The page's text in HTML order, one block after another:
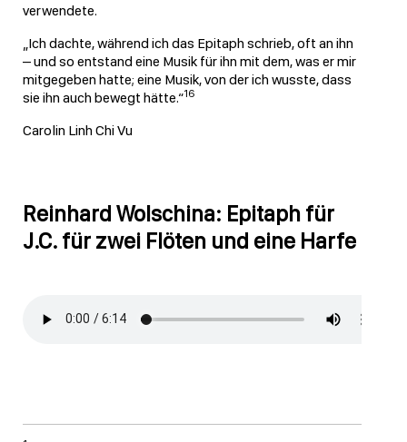
verwendete.
„Ich dachte, während ich das Epitaph schrieb, oft an ihn
– und so entstand eine Musik für ihn mit dem, was er mir
mitgegeben hatte; eine Musik, von der ich wusste, dass
sie ihn auch bewegt hätte.“16
Carolin Linh Chi Vu
Reinhard Wolschina: Epitaph für
J.C. für zwei Flöten und eine Harfe